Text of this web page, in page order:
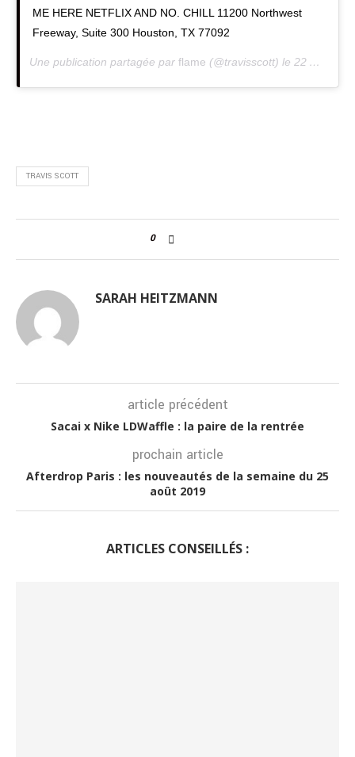
ME HERE NETFLIX AND NO. CHILL 11200 Northwest
Freeway, Suite 300 Houston, TX 77092
Une publication partagée par flame (@travisscott) le 22 Août 2019 à 3 :35 PDT
TRAVIS SCOTT
0
SARAH HEITZMANN
article précédent
Sacai x Nike LDWaffle : la paire de la rentrée
prochain article
Afterdrop Paris : les nouveautés de la semaine du 25
août 2019
ARTICLES CONSEILLÉS :